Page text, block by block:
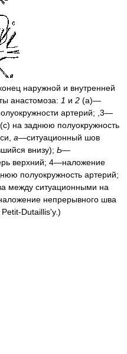
наружной и внутренней
анастомоза: 1 и 2 (а)—
артерий; ,3—
на заднюю полуокружность
а—ситуационный шов
внизу); Ь—
верхний; 4—наложение
полуокружность артерий;
между ситуационными на
непрерывного шва
Dutaillis'y.)